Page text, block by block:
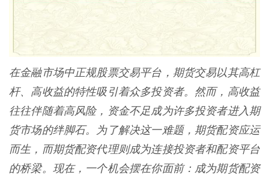
在金融市场中正规股票交易平台，期货交易以其高杠
杆、高收益的特性吸引着众多投资者。然而，高收益
往往伴随着高风险，资金不足成为许多投资者进入期
货市场的绊脚石。为了解决这一难题，期货配资应运
而生，而期货配资代理则成为连接投资者和配资平台
的桥梁。现在，一个机会摆在你面前：成为期货配资